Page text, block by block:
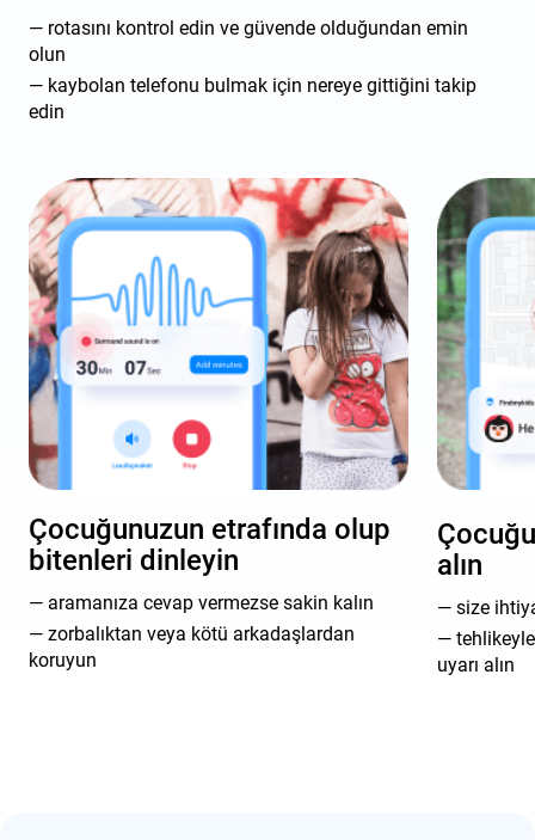
rotasını kontrol edin ve güvende olduğundan emin
olun
kaybolan telefonu bulmak için nereye gittiğini takip
edin
Çocuğunuzun etrafında olup
bitenleri dinleyin
aramanıza cevap vermezse sakin kalın
zorbalıktan veya kötü arkadaşlardan
koruyun
alın
size
uyarı alın